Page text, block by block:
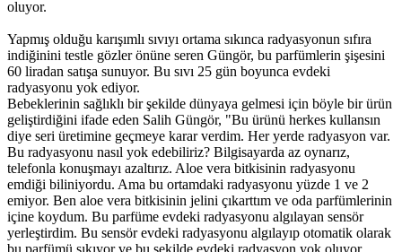
oluyor.
Yapmış olduğu karışımlı sıvıyı ortama sıkınca radyasyonun sıfıra
indiğinini testle gözler önüne seren Güngör, bu parfümlerin şişesini
60 liradan satışa sunuyor. Bu sıvı 25 gün boyunca evdeki
radyasyonu yok ediyor.
Bebeklerinin sağlıklı bir şekilde dünyaya gelmesi için böyle bir ürün
geliştirdiğini ifade eden Salih Güngör, "Bu ürünü herkes kullansın
diye seri üretimine geçmeye karar verdim. Her yerde radyasyon var.
Bu radyasyonu nasıl yok edebiliriz? Bilgisayarda az oynarız,
telefonla konuşmayı azaltırız. Aloe vera bitkisinin radyasyonu
emdiği biliniyordu. Ama bu ortamdaki radyasyonu yüzde 1 ve 2
emiyor. Ben aloe vera bitkisinin jelini çıkarttım ve oda parfümlerinin
içine koydum. Bu parfüme evdeki radyasyonu algılayan sensör
yerleştirdim. Bu sensör evdeki radyasyonu algılayıp otomatik olarak